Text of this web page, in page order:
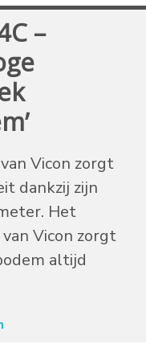
–
Vicon zorgt
dankzij zijn
Het
Vicon zorgt
altijd